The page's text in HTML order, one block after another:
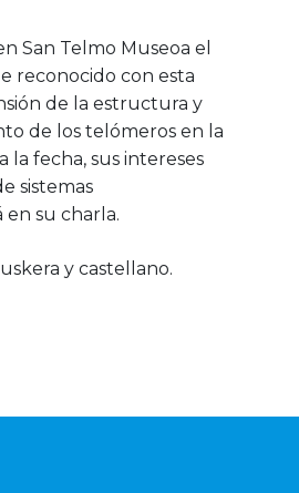
San Telmo Museoa el
reconocido con esta
de la estructura y
de los telómeros en la
la fecha, sus intereses
sistemas
su charla.
y castellano.